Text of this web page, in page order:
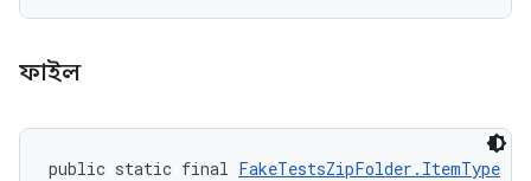
ফাইল
public static final FakeTestsZipFolder.ItemType